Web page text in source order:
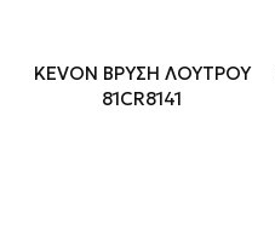
KEVON ΒΡΥΣΗ ΛΟΥΤΡΟΥ
81CR8141